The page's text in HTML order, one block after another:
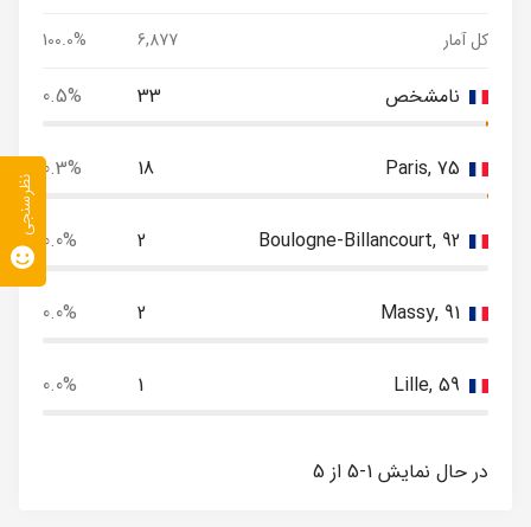
کل آمار 6,877
100.0%
نامشخص 33
0.5%
Paris, 75
18
0.3%
Boulogne-Billancourt, 92
2
0.0%
Massy, 91
2
0.0%
Lille, 59
1
0.0%
در حال نمایش 1-5 از 5
نظرسنجی